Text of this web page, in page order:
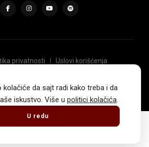
kolačiće da sajt radi kako treba i da
iskustvo. Više u politici kolačića.
U redu
privatnosti
Uslovi korišćenja